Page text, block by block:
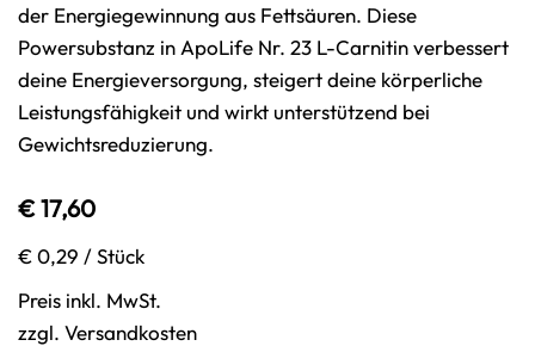
der Energiegewinnung aus Fettsäuren. Diese
Powersubstanz in ApoLife Nr. 23 L-Carnitin verbessert
deine Energieversorgung, steigert deine körperliche
Leistungsfähigkeit und wirkt unterstützend bei
Gewichtsreduzierung.
€ 17,60
€ 0,29 / Stück
Preis inkl. MwSt.
zzgl. Versandkosten